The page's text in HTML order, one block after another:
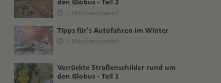
den Globus - Teil 2
3 Minuten Lesezeit
Tipps für's Autofahren im Winter
4 Minuten Lesezeit
Verrückte Straßenschilder rund um
den Globus - Teil 1